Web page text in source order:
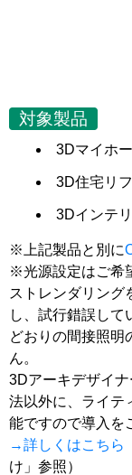
対象製品
3Dマイホ
3D住宅リ
3Dインテ
※上記製品と別に
※光源設定はご希
ストレンダリング
し、試行錯誤して
どおりの間接照明
ん。
3Dアーキデザイ
法以外に、ライテ
能ですので導入を
→詳しくはこちら
け」参照）